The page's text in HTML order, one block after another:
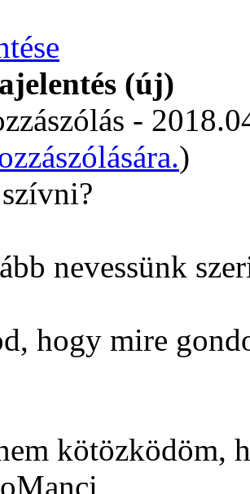
(új)
-
)
nevessünk
hogy mire
kötözködöm,